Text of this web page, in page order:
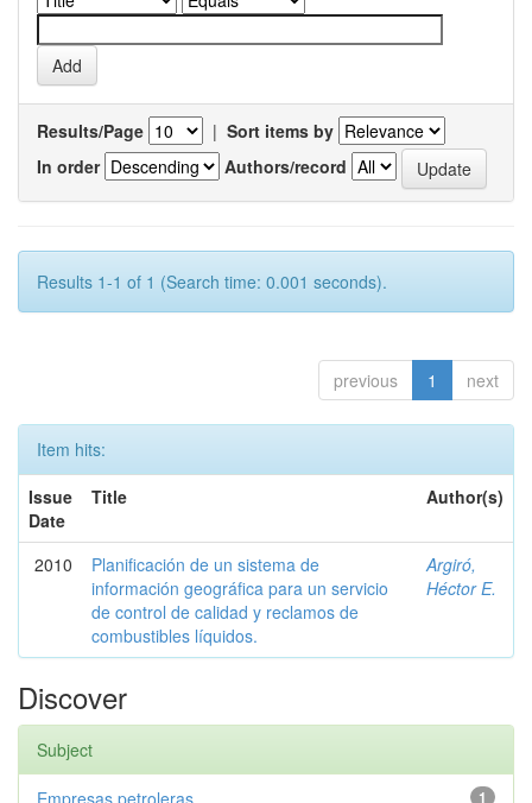
Results/Page | Sort items by
In order
Authors/record
Results 1-1 of 1 (Search time: 0.001 seconds).
previous 1 next
Item hits:
Issue
Date
Title Author(s)
2010
Planificación de un sistema de
información geográfica para un servicio
de control de calidad y reclamos de
combustibles líquidos.
Argiró,
Héctor E.
Discover
Subject
1
Empresas petroleras